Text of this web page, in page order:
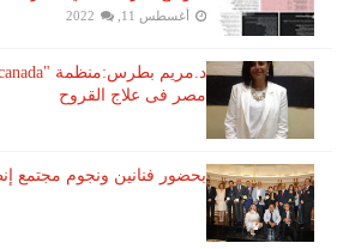
أغسطس 11, 2022
مصر فى علاج القروح
بحضور فنانين ونجوم مجتمع